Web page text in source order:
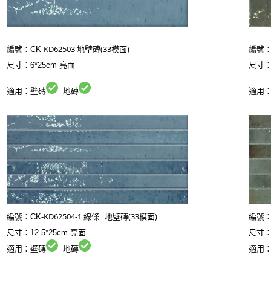
編號：CK-KD62503 地壁磚(33模面)
尺寸：6*25cm 亮面
適用：壁磚 地磚
編號
尺寸
適用
編號：CK-KD62504-1 線條 地壁磚(33模面)
尺寸：12.5*25cm 亮面
適用：壁磚
地磚
編號
尺寸
適用